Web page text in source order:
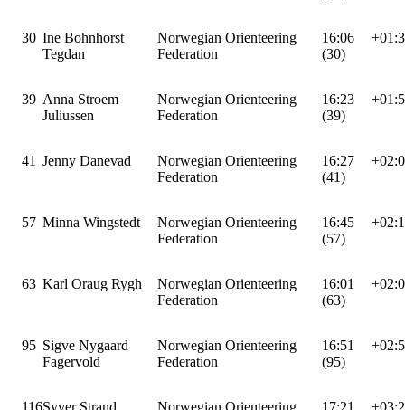
30 Ine Bohnhorst
Tegdan
Norwegian Orienteering
Federation
16:06
(30)
39 Anna Stroem
Juliussen
Norwegian Orienteering
Federation
16:23
(39)
41 Jenny Danevad
Norwegian Orienteering
Federation
16:27
(41)
57 Minna Wingstedt
Norwegian Orienteering
Federation
16:45
(57)
63 Karl Oraug Rygh
Norwegian Orienteering
Federation
16:01
(63)
95 Sigve Nygaard
Fagervold
Norwegian Orienteering
Federation
16:51
(95)
116Syver Strand
Norwegian Orienteering
17:21